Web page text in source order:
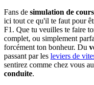
Fans de simulation de
ici tout ce qu'il te faut pour
F1. Que tu veuilles te faire
complet, ou simplement
forcément ton bonheur. Du
passant par les leviers de
sentirez comme chez vous
conduite.